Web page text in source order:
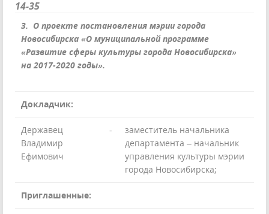
14-35
3. О проекте постановления мэрии города
Новосибирска «О муниципальной программе
«Развитие сферы культуры города Новосибирска»
на 2017-2020 годы».
Докладчик:
Державец
Владимир
Ефимович
-
заместитель начальника
департамента – начальник
управления культуры мэрии
города Новосибирска;
Приглашенные: